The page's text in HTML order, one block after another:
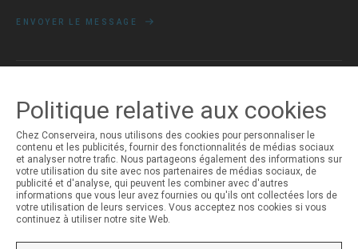
ENVOYER LE MESSAGE
MON COMPTE
Ouverture de Session
Inscription
Politique relative aux cookies
Chez Conserveira, nous utilisons des cookies pour personnaliser le
contenu et les publicités, fournir des fonctionnalités de médias sociaux
et analyser notre trafic. Nous partageons également des informations sur
votre utilisation du site avec nos partenaires de médias sociaux, de
publicité et d'analyse, qui peuvent les combiner avec d'autres
informations que vous leur avez fournies ou qu'ils ont collectées lors de
votre utilisation de leurs services. Vous acceptez nos cookies si vous
continuez à utiliser notre site Web.